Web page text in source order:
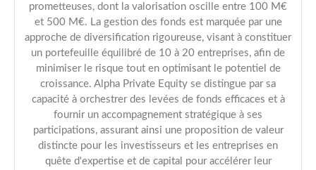
prometteuses, dont la valorisation oscille entre 100 M€
et 500 M€. La gestion des fonds est marquée par une
approche de diversification rigoureuse, visant à constituer
un portefeuille équilibré de 10 à 20 entreprises, afin de
minimiser le risque tout en optimisant le potentiel de
croissance. Alpha Private Equity se distingue par sa
capacité à orchestrer des levées de fonds efficaces et à
fournir un accompagnement stratégique à ses
participations, assurant ainsi une proposition de valeur
distincte pour les investisseurs et les entreprises en
quête d'expertise et de capital pour accélérer leur